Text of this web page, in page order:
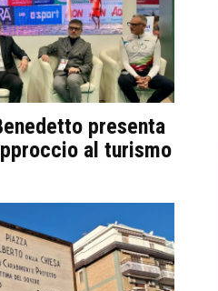
presenta
al turismo